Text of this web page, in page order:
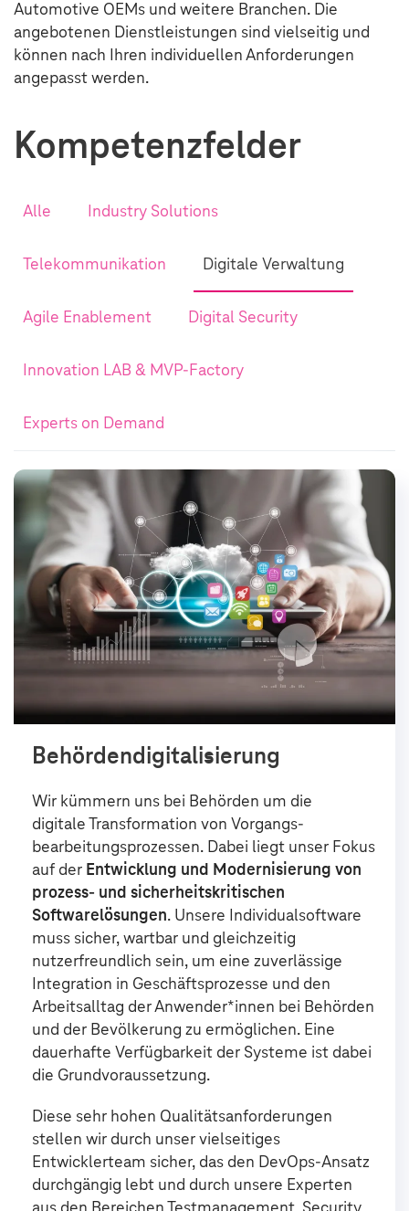
Automotive OEMs und weitere Branchen. Die
angebotenen Dienstleistungen sind vielseitig und
können nach Ihren individuellen Anforderungen
angepasst werden.
Kompetenz­felder
Alle Industry Solutions
Telekommunikation Digitale Verwaltung
Agile Enablement Digital Security
Innovation LAB & MVP-Factory
Experts on Demand
Behördendigitalisierung
Wir kümmern uns bei Behörden um die
digitale Transformation von Vorgangs­
bearbeitungs­prozessen. Dabei liegt unser Fokus
auf der Entwicklung und Modernisierung von
prozess- und sicherheitskritischen
Softwarelösungen. Unsere Individualsoftware
muss sicher, wartbar und gleichzeitig
nutzerfreundlich sein, um eine zuverlässige
Integration in Geschäftsprozesse und den
Arbeitsalltag der Anwender*innen bei Behörden
und der Bevölkerung zu ermöglichen. Eine
dauerhafte Verfügbarkeit der Systeme ist dabei
die Grundvoraussetzung.
Diese sehr hohen Qualitätsanforderungen
stellen wir durch unser vielseitiges
Entwicklerteam sicher, das den DevOps-Ansatz
durchgängig lebt und durch unsere Experten